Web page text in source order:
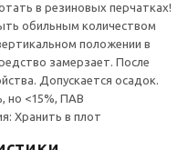
в резиновых перчатках!
обильным количеством
положении в
замерзает. После
Допускается осадок.
но <15%, ПАВ
Хранить в плот